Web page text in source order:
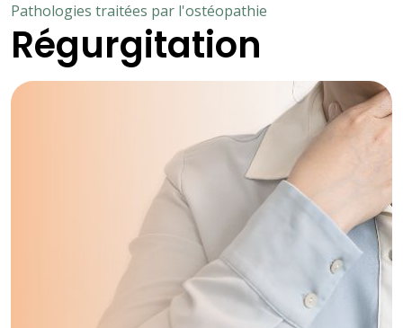
Pathologies traitées par l'ostéopathie
Régurgitation